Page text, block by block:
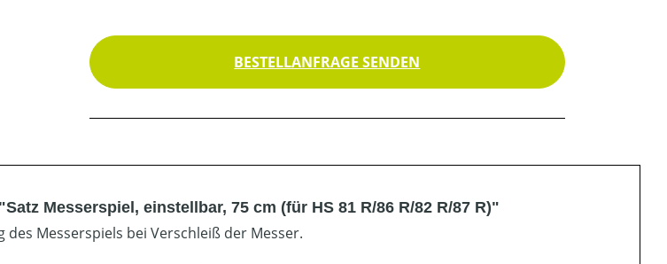
BESTELLANFRAGE SENDEN
Messerspiel, einstellbar, 75 cm (für HS 81 R/86 R/82 R/87 R)"
des Messerspiels bei Verschleiß der Messer.